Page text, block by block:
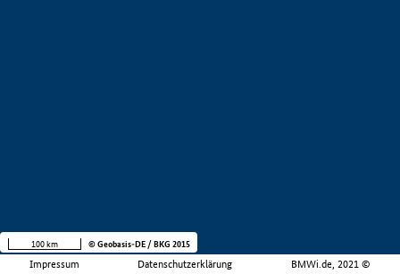
Impressum Datenschutzerklärung BMWi.de, 2021 ©
100 km © Geobasis-DE / BKG 2015